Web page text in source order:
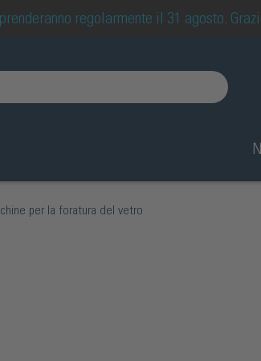
regolarmente il 31 agosto.
per la foratura del vetro